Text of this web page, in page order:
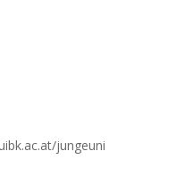
jungeuni